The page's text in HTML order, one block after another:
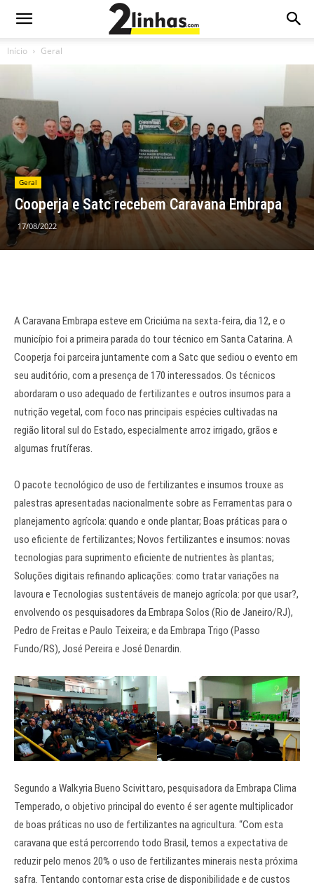
Início Geral
Geral
Cooperja e Satc recebem Caravana Embrapa
17/08/2022
A Caravana Embrapa esteve em Criciúma na sexta-feira, dia 12, e o
município foi a primeira parada do tour técnico em Santa Catarina. A
Cooperja foi parceira juntamente com a Satc que sediou o evento em
seu auditório, com a presença de 170 interessados. Os técnicos
abordaram o uso adequado de fertilizantes e outros insumos para a
nutrição vegetal, com foco nas principais espécies cultivadas na
região litoral sul do Estado, especialmente arroz irrigado, grãos e
algumas frutíferas.
O pacote tecnológico de uso de fertilizantes e insumos trouxe as
palestras apresentadas nacionalmente sobre as Ferramentas para o
planejamento agrícola: quando e onde plantar; Boas práticas para o
uso eficiente de fertilizantes; Novos fertilizantes e insumos: novas
tecnologias para suprimento eficiente de nutrientes às plantas;
Soluções digitais refinando aplicações: como tratar variações na
lavoura e Tecnologias sustentáveis de manejo agrícola: por que usar?,
envolvendo os pesquisadores da Embrapa Solos (Rio de Janeiro/RJ),
Pedro de Freitas e Paulo Teixeira; e da Embrapa Trigo (Passo
Fundo/RS), José Pereira e José Denardin.
Segundo a Walkyria Bueno Scivittaro, pesquisadora da Embrapa Clima
Temperado, o objetivo principal do evento é ser agente multiplicador
de boas práticas no uso de fertilizantes na agricultura. “Com esta
caravana que está percorrendo todo Brasil, temos a expectativa de
reduzir pelo menos 20% o uso de fertilizantes minerais nesta próxima
safra. Tentando contornar esta crise de disponibilidade e de custos